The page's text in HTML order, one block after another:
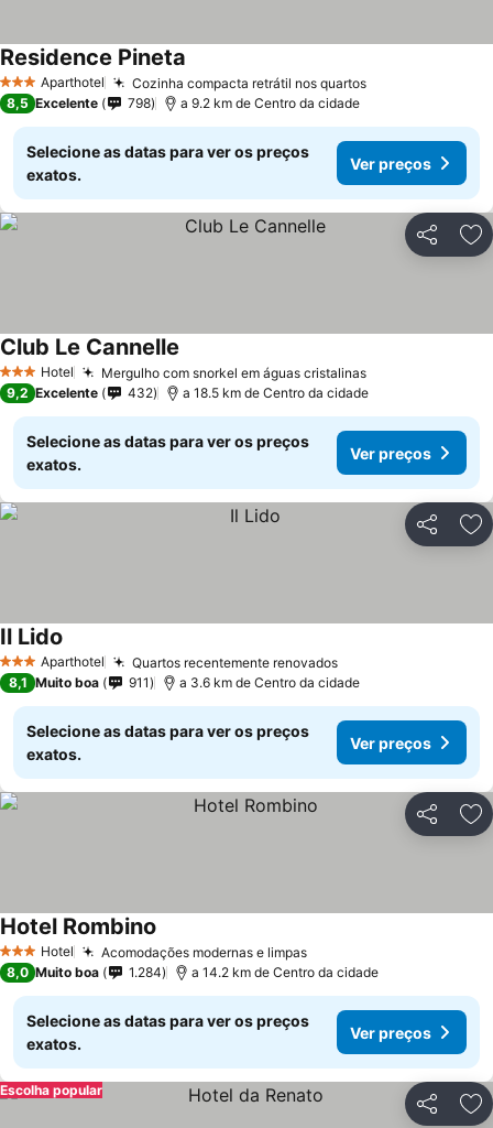
3 EstrelasAparthotel Cozinha compacta retrátil nos quartos
Residence Pineta
8,5 Excelente 798 a 9.2 km de Centro da cidade
Selecione as datas para ver os preços
exatos.
Ver preços
Partilhar
3 EstrelasHotel Mergulho com snorkel em águas cristalinas
Club Le Cannelle
9,2 Excelente 432 a 18.5 km de Centro da cidade
Selecione as datas para ver os preços
exatos.
Ver preços
Partilhar
3 EstrelasAparthotel Quartos recentemente renovados
Il Lido
8,1 Muito boa 911 a 3.6 km de Centro da cidade
Selecione as datas para ver os preços
exatos.
Ver preços
Partilhar
3 EstrelasHotel Acomodações modernas e limpas
Hotel Rombino
8,0 Muito boa 1.284 a 14.2 km de Centro da cidade
Selecione as datas para ver os preços
exatos.
Ver preços
Partilhar
Escolha popular